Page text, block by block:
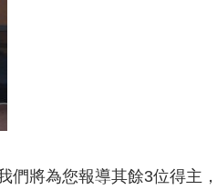
們將為您報導其餘3位得主